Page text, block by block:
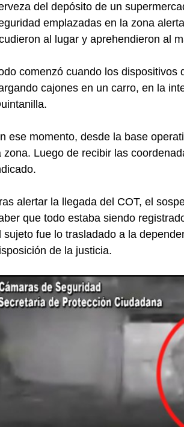
del depósito de un
emplazadas en la zona
al lugar y aprehendieron al
comenzó cuando los
cajones en un carro, en la
ese momento, desde la base
zona. Luego de recibir las
alertar la llegada del COT, el
que todo estaba siendo
sujeto fue lo trasladado a la
de la justicia.